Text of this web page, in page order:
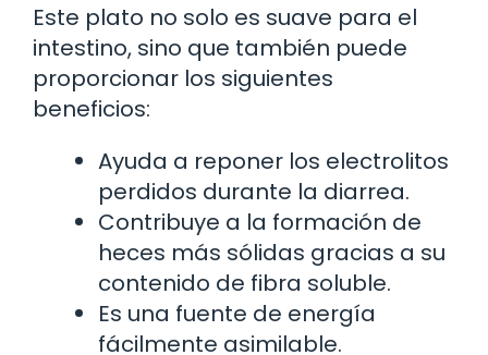
Este plato no solo es suave para el
intestino, sino que también puede
proporcionar los siguientes
beneficios:
Ayuda a reponer los electrolitos
perdidos durante la diarrea.
Contribuye a la formación de
heces más sólidas gracias a su
contenido de fibra soluble.
Es una fuente de energía
fácilmente asimilable.